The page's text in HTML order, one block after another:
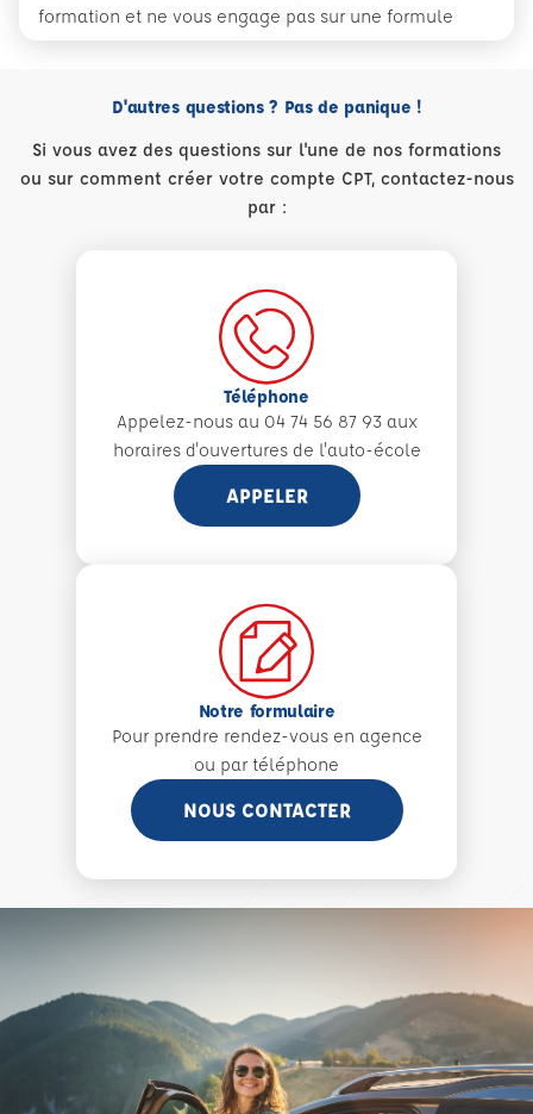
formation et ne vous engage pas sur une formule
D'autres questions ? Pas de panique !
Si vous avez des questions sur l'une de nos formations
ou sur comment créer votre compte CPT, contactez-nous
par :
Téléphone
Appelez-nous au 04 74 56 87 93 aux
horaires d'ouvertures de l'auto-école
APPELER
Notre formulaire
Pour prendre rendez-vous en agence
ou par téléphone
NOUS CONTACTER